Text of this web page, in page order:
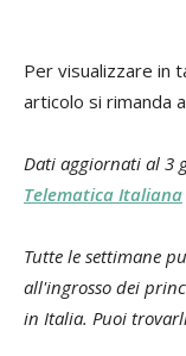
Per visualizzare in
articolo si rimanda a
Dati aggiornati al 3
Telematica Italiana
Tutte le settimane
all'ingrosso dei
in Italia. Puoi